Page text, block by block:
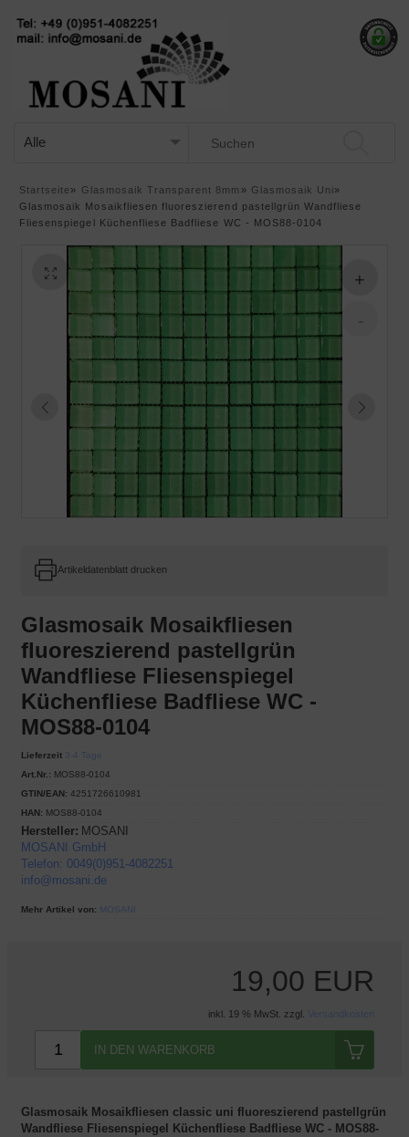
Startseite » Glasmosaik Transparent 8mm » Glasmosaik Uni»
Glasmosaik Mosaikfliesen fluoreszierend pastellgrün Wandfliese
Fliesenspiegel Küchenfliese Badfliese WC - MOS88-0104
Artikeldatenblatt drucken
Glasmosaik Mosaikfliesen
fluoreszierend pastellgrün
Wandfliese Fliesenspiegel
Küchenfliese Badfliese WC -
MOS88-0104
Lieferzeit 3-4 Tage
Art.Nr.: MOS88-0104
GTIN/EAN: 4251726610981
HAN: MOS88-0104
Hersteller: MOSANI
MOSANI GmbH
Telefon: 0049(0)951-4082251
info@mosani.de
Mehr Artikel von: MOSANI
19,00 EUR
inkl. 19 % MwSt. zzgl. Versandkosten
IN DEN WARENKORB
Glasmosaik Mosaikfliesen classic uni fluoreszierend pastellgrün
Wandfliese Fliesenspiegel Küchenfliese Badfliese WC - MOS88-